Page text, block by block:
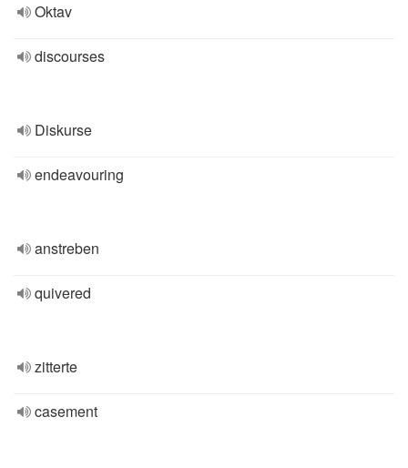
Oktav
discourses
Diskurse
endeavouring
anstreben
quivered
zitterte
casement